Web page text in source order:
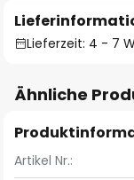
Lieferzeit: 4 - 7
Ähnliche
Artikel Nr.: